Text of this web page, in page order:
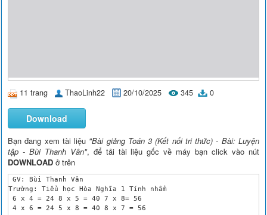
11 trang ThaoLinh22 20/10/2025 345 0
Download
Bạn đang xem tài liệu "Bài giảng Toán 3 (Kết nối tri thức) - Bài: Luyện
tập - Bùi Thanh Vân", để tải tài liệu gốc về máy bạn click vào nút
DOWNLOAD ở trên
GV: Bùi Thanh Vân
Trường: Tiểu học Hòa Nghĩa 1 Tính nhẩm
6 x 4 = 24 8 x 5 = 40 7 x 8= 56
4 x 6 = 24 5 x 8 = 40 8 x 7 = 56